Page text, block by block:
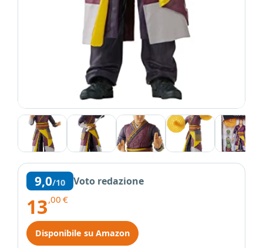
9,0/10 Voto redazione
13,00 €
Disponibile su Amazon